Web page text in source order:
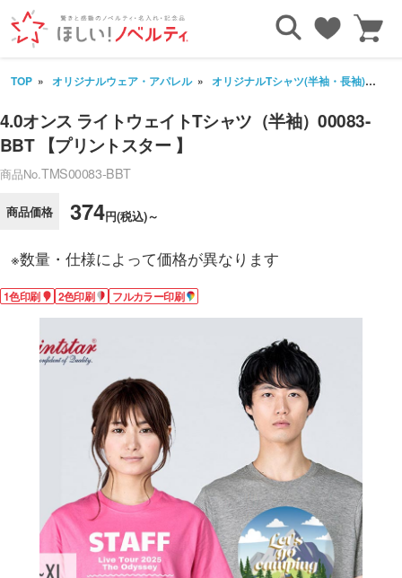
TOP オリジナルウェア・アパレル オリジナルTシャツ(半袖・長袖)
4.0オンス ライトウェイトTシャツ（半袖）00083-
BBT 【プリントスター 】
商品No.TMS00083-BBT
商品価格 374円(税込)～
※数量・仕様によって価格が異なります
1色印刷 2色印刷 フルカラー印刷